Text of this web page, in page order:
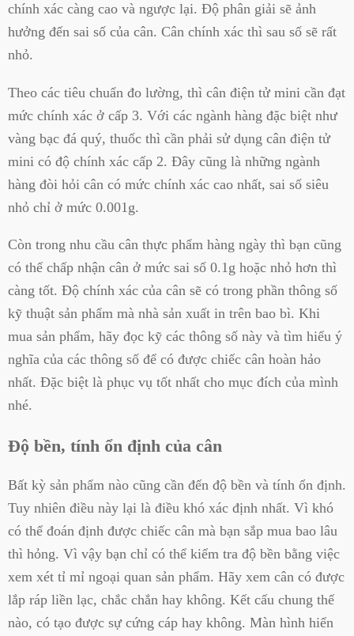
chính xác càng cao và ngược lại. Độ phân giải sẽ ảnh
hưởng đến sai số của cân. Cân chính xác thì sau số sẽ rất
nhỏ.
Theo các tiêu chuẩn đo lường, thì cân điện tử mini cần đạt
mức chính xác ở cấp 3. Với các ngành hàng đặc biệt như
vàng bạc đá quý, thuốc thì cần phải sử dụng cân điện tử
mini có độ chính xác cấp 2. Đây cũng là những ngành
hàng đòi hỏi cân có mức chính xác cao nhất, sai số siêu
nhỏ chỉ ở mức 0.001g.
Còn trong nhu cầu cân thực phẩm hàng ngày thì bạn cũng
có thể chấp nhận cân ở mức sai số 0.1g hoặc nhỏ hơn thì
càng tốt. Độ chính xác của cân sẽ có trong phần thông số
kỹ thuật sản phẩm mà nhà sản xuất in trên bao bì. Khi
mua sản phẩm, hãy đọc kỹ các thông số này và tìm hiểu ý
nghĩa của các thông số để có được chiếc cân hoàn hảo
nhất. Đặc biệt là phục vụ tốt nhất cho mục đích của mình
nhé.
Độ bền, tính ổn định của cân
Bất kỳ sản phẩm nào cũng cần đến độ bền và tính ổn định.
Tuy nhiên điều này lại là điều khó xác định nhất. Vì khó
có thể đoán định được chiếc cân mà bạn sắp mua bao lâu
thì hỏng. Vì vậy bạn chỉ có thể kiểm tra độ bền bằng việc
xem xét tỉ mỉ ngoại quan sản phẩm. Hãy xem cân có được
lắp ráp liền lạc, chắc chắn hay không. Kết cấu chung thế
nào, có tạo được sự cứng cáp hay không. Màn hình hiển